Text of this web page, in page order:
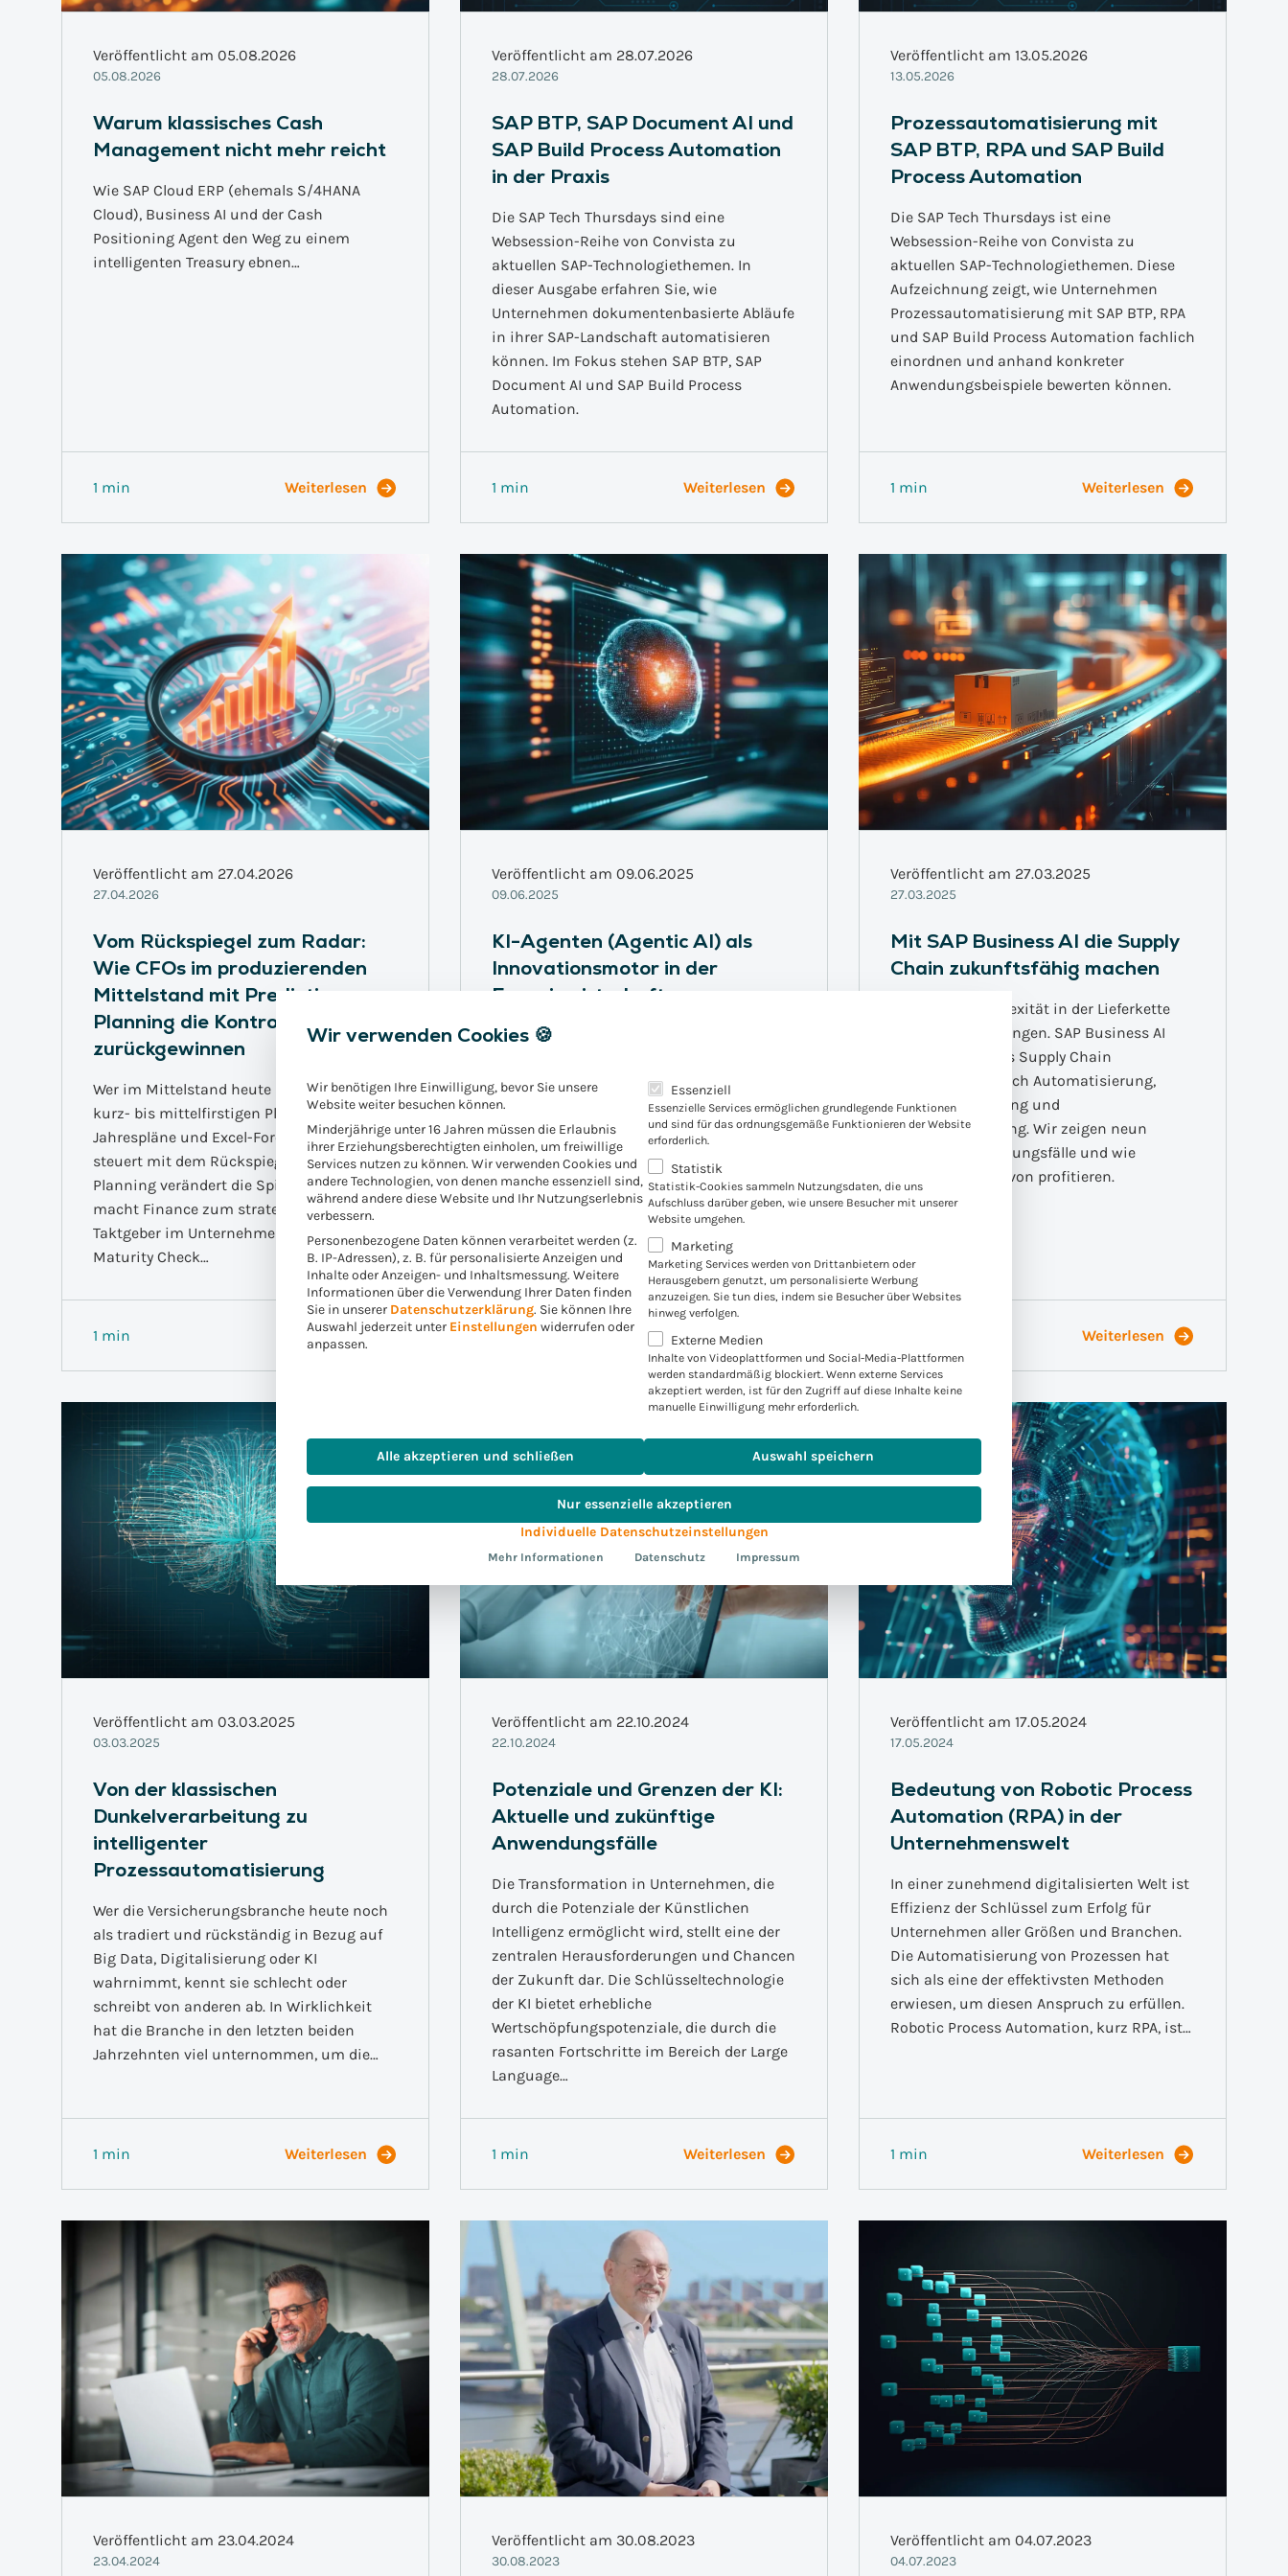
Veröffentlicht am 05.08.2026
05.08.2026
Warum klassisches Cash
Management nicht mehr reicht
Wie SAP Cloud ERP (ehemals S/4HANA
Cloud), Business AI und der Cash
Positioning Agent den Weg zu einem
intelligenten Treasury ebnen…
1 min Weiterlesen
Veröffentlicht am 28.07.2026
28.07.2026
SAP BTP, SAP Document AI und
SAP Build Process Automation
in der Praxis
Die SAP Tech Thursdays sind eine
Websession-Reihe von Convista zu
aktuellen SAP-Technologiethemen. In
dieser Ausgabe erfahren Sie, wie
Unternehmen dokumentenbasierte Abläufe
in ihrer SAP-Landschaft automatisieren
können. Im Fokus stehen SAP BTP, SAP
Document AI und SAP Build Process
Automation.
1 min Weiterlesen
Veröffentlicht am 13.05.2026
13.05.2026
Prozessautomatisierung mit
SAP BTP, RPA und SAP Build
Process Automation
Die SAP Tech Thursdays ist eine
Websession-Reihe von Convista zu
aktuellen SAP-Technologiethemen. Diese
Aufzeichnung zeigt, wie Unternehmen
Prozessautomatisierung mit SAP BTP, RPA
und SAP Build Process Automation fachlich
einordnen und anhand konkreter
Anwendungsbeispiele bewerten können.
1 min Weiterlesen
Veröffentlicht am 27.04.2026
27.04.2026
Vom Rückspiegel zum Radar:
Wie CFOs im produzierenden
Mittelstand mit Predictive
Planning die Kontrolle
zurückgewinnen
Wer im Mittelstand heute in der operativen
kurz- bis mittelfirstigen Planung noch auf
Jahrespläne und Excel-Forecasts setzt,
steuert mit dem Rückspiegel. Predictive
Planning verändert die Spielregeln und
macht Finance zum strategischen
Taktgeber im Unternehmen. Jetzt Finance
Maturity Check…
1 min Weiterlesen
Veröffentlicht am 09.06.2025
09.06.2025
KI-Agenten (Agentic AI) als
Innovationsmotor in der
Energiewirtschaft
Agentic AI revolutioniert die
Entscheidungsfindung und
Prozesssteuerung. Diese neue KI-
Generation ermöglicht Versorgern nicht
nur Effizienzgewinne, sondern schafft die
Basis für zukunftsweisende
Geschäftsmodelle im komplexen
1 min Weiterlesen
Veröffentlicht am 27.03.2025
27.03.2025
Mit SAP Business AI die Supply
Chain zukunftsfähig machen
Steigende Komplexität in der Lieferkette
fordert neue Lösungen. SAP Business AI
revolutioniert das Supply Chain
Management durch Automatisierung,
Risikominimierung und
Effizienzsteigerung. Wir zeigen neun
konkrete Anwendungsfälle und wie
Unternehmen davon profitieren.
Weiterlesen
Veröffentlicht am 03.03.2025
03.03.2025
Von der klassischen
Dunkelverarbeitung zu
intelligenter
Prozessautomatisierung
Wer die Versicherungsbranche heute noch
als tradiert und rückständig in Bezug auf
Big Data, Digitalisierung oder KI
wahrnimmt, kennt sie schlecht oder
schreibt von anderen ab. In Wirklichkeit
hat die Branche in den letzten beiden
Jahrzehnten viel unternommen, um die…
1 min Weiterlesen
Veröffentlicht am 22.10.2024
22.10.2024
Potenziale und Grenzen der KI:
Aktuelle und zukünftige
Anwendungsfälle
Die Transformation in Unternehmen, die
durch die Potenziale der Künstlichen
Intelligenz ermöglicht wird, stellt eine der
zentralen Herausforderungen und Chancen
der Zukunft dar. Die Schlüsseltechnologie
der KI bietet erhebliche
Wertschöpfungspotenziale, die durch die
rasanten Fortschritte im Bereich der Large
Language…
1 min Weiterlesen
Veröffentlicht am 17.05.2024
17.05.2024
Bedeutung von Robotic Process
Automation (RPA) in der
Unternehmenswelt
In einer zunehmend digitalisierten Welt ist
Effizienz der Schlüssel zum Erfolg für
Unternehmen aller Größen und Branchen.
Die Automatisierung von Prozessen hat
sich als eine der effektivsten Methoden
erwiesen, um diesen Anspruch zu erfüllen.
Robotic Process Automation, kurz RPA, ist…
1 min Weiterlesen
Veröffentlicht am 23.04.2024
23.04.2024
Veröffentlicht am 30.08.2023
30.08.2023
Veröffentlicht am 04.07.2023
04.07.2023
Wir verwenden Cookies 🍪
Wir benötigen Ihre Einwilligung, bevor Sie unsere
Website weiter besuchen können.
Minderjährige unter 16 Jahren müssen die Erlaubnis
ihrer Erziehungsberechtigten einholen, um freiwillige
Services nutzen zu können. Wir verwenden Cookies und
andere Technologien, von denen manche essenziell sind,
während andere diese Website und Ihr Nutzungserlebnis
verbessern.
Personenbezogene Daten können verarbeitet werden (z.
B. IP-Adressen), z. B. für personalisierte Anzeigen und
Inhalte oder Anzeigen- und Inhaltsmessung. Weitere
Informationen über die Verwendung Ihrer Daten finden
Sie in unserer Datenschutzerklärung. Sie können Ihre
Auswahl jederzeit unter Einstellungen widerrufen oder
anpassen.
Es folgt eine Liste der Service-Gruppen, für die eine Einwilligung erteilt werden kann.
Essenziell
Essenzielle Services ermöglichen grundlegende Funktionen
und sind für das ordnungsgemäße Funktionieren der Website
erforderlich.
Statistik
Statistik-Cookies sammeln Nutzungsdaten, die uns
Aufschluss darüber geben, wie unsere Besucher mit unserer
Website umgehen.
Marketing
Marketing Services werden von Drittanbietern oder
Herausgebern genutzt, um personalisierte Werbung
anzuzeigen. Sie tun dies, indem sie Besucher über Websites
hinweg verfolgen.
Externe Medien
Inhalte von Videoplattformen und Social-Media-Plattformen
werden standardmäßig blockiert. Wenn externe Services
akzeptiert werden, ist für den Zugriff auf diese Inhalte keine
manuelle Einwilligung mehr erforderlich.
Alle akzeptieren und schließen Auswahl speichern
Nur essenzielle akzeptieren
Individuelle Datenschutzeinstellungen
Mehr Informationen Datenschutz Impressum